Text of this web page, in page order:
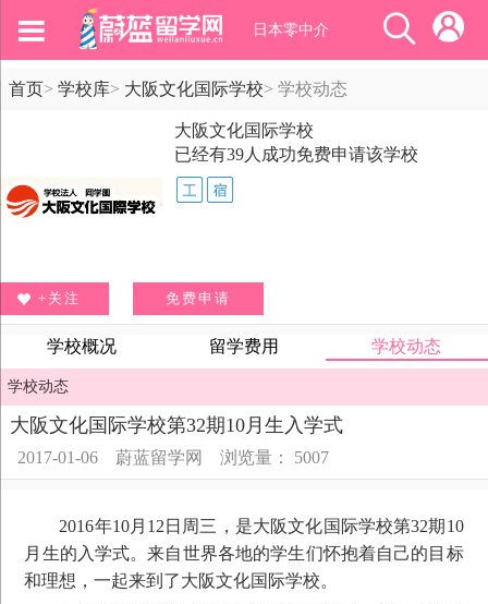
日本零中介
首页> 学校库> 大阪文化国际学校> 学校动态
大阪文化国际学校
已经有39 人成功免费申请该学校
+关注 免费申请
学校概况 留学费用 学校动态
学校动态
大阪文化国际学校第32期10月生入学式
2017-01-06 蔚蓝留学网 浏览量： 5007
2016年10月12日周三，是大阪文化国际学校第32期10
月生的入学式。来自世界各地的学生们怀抱着自己的目标
和理想，一起来到了大阪文化国际学校。